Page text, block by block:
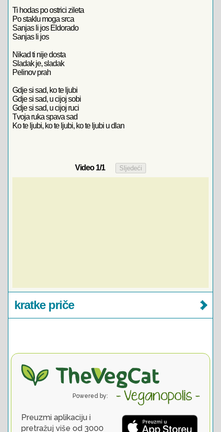
Ti hodas po ostrici zileta
Po staklu moga srca
Sanjas li jos Eldorado
Sanjas li jos
Nikad ti nije dosta
Sladak je, sladak
Pelinov prah
Gdje si sad, ko te ljubi
Gdje si sad, u cijoj sobi
Gdje si sad, u cijoj ruci
Tvoja ruka spava sad
Ko te ljubi, ko te ljubi, ko te ljubi u dlan
Video1/1
kratke priče